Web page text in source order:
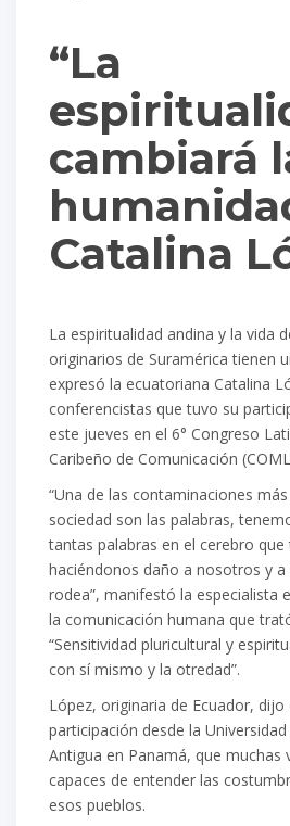
“La
cambiará
Catalina
La espiritualidad andina y la vida
originarios de Suramérica tienen
expresó la ecuatoriana Catalina
conferencistas que tuvo su
este jueves en el 6° Congreso
Caribeño de Comunicación
“Una de las contaminaciones
sociedad son las palabras,
tantas palabras en el cerebro que
haciéndonos daño a nosotros y a
rodea”, manifestó la especialista
la comunicación humana que
“Sensitividad pluricultural y
con sí mismo y la otredad”.
López, originaria de Ecuador, dijo
participación desde la
Antigua en Panamá, que muchas
capaces de entender las
esos pueblos.